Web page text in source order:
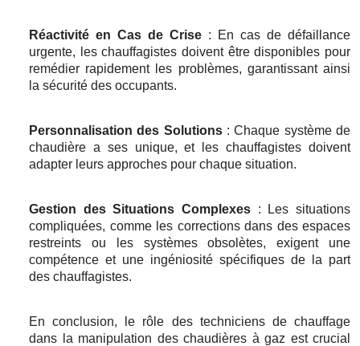
Réactivité en Cas de Crise : En cas de défaillance
urgente, les chauffagistes doivent être disponibles pour
remédier rapidement les problèmes, garantissant ainsi
la sécurité des occupants.
Personnalisation des Solutions: Chaque système de
chaudière a ses unique, et les chauffagistes doivent
adapter leurs approches pour chaque situation.
Gestion des Situations Complexes : Les situations
compliquées, comme les corrections dans des espaces
restreints ou les systèmes obsolètes, exigent une
compétence et une ingéniosité spécifiques de la part
des chauffagistes.
En conclusion, le rôle des techniciens de chauffage
dans la manipulation des chaudières à gaz est crucial